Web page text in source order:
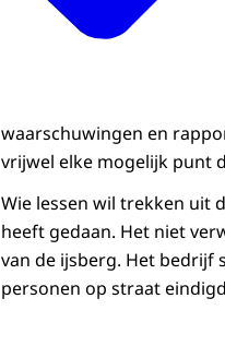
waarschuwingen en
vrijwel elke mogelijk punt
Wie lessen wil trekken uit
heeft gedaan. Het niet
van de ijsberg. Het bedrijf
personen op straat